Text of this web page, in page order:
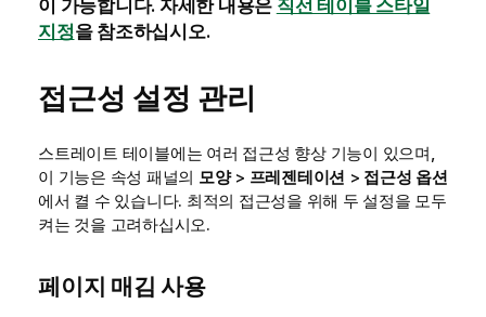
이 가능합니다. 자세한 내용은 직선 테이블 스타일
지정을 참조하십시오.
접근성 설정 관리
스트레이트 테이블에는 여러 접근성 향상 기능이 있으며,
이 기능은 속성 패널의 모양> 프레젠테이션 > 접근성 옵션
에서 켤 수 있습니다. 최적의 접근성을 위해 두 설정을 모두
켜는 것을 고려하십시오.
페이지 매김 사용